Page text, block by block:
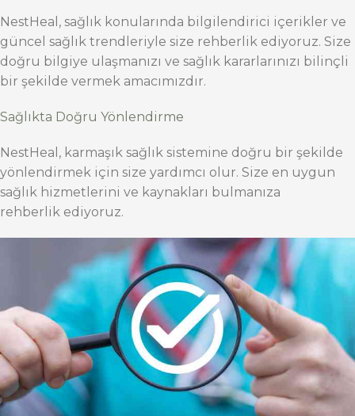
NestHeal, sağlık konularında bilgilendirici içerikler ve
güncel sağlık trendleriyle size rehberlik ediyoruz. Size
doğru bilgiye ulaşmanızı ve sağlık kararlarınızı bilinçli
bir şekilde vermek amacımızdır.
Sağlıkta Doğru Yönlendirme
NestHeal, karmaşık sağlık sistemine doğru bir şekilde
yönlendirmek için size yardımcı olur. Size en uygun
sağlık hizmetlerini ve kaynakları bulmanıza
rehberlik ediyoruz.